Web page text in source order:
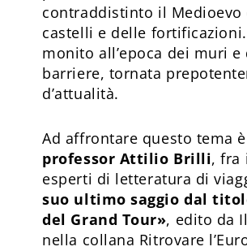
contraddistinto il Medioevo
castelli e delle
monito all’epoca dei muri e
barriere, tornata
d’attualità.
Ad affrontare questo tema
professor Attilio Brilli, fra
esperti di letteratura di
suo ultimo saggio dal
del Grand Tour», edito da
nella collana Ritrovare